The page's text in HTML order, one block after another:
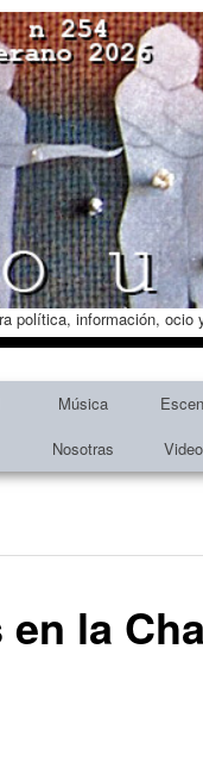
política, información, ocio
Música
Nosotras
la